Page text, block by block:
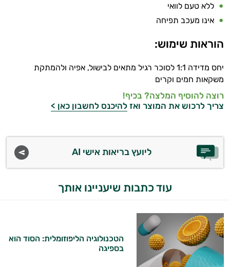
ללא טעם לוואי
אינו מעכב תפיחה
הוראות שימוש:
יחס מדידה 1:1 לסוכר רגיל מתאים לבישול, אפיה ולהמתקת
משקאות חמים וקרים
רוצה להוסיף המלצה? בכיף!
צריך לרכוש את המוצר ואז להיכנס לחשבון כאן >
ליועץ בריאות אישי AI
עוד כתבות שיעניינו אותך
הטכנולוגיה הליפוזומלית: הסוד הוא
בספיגה